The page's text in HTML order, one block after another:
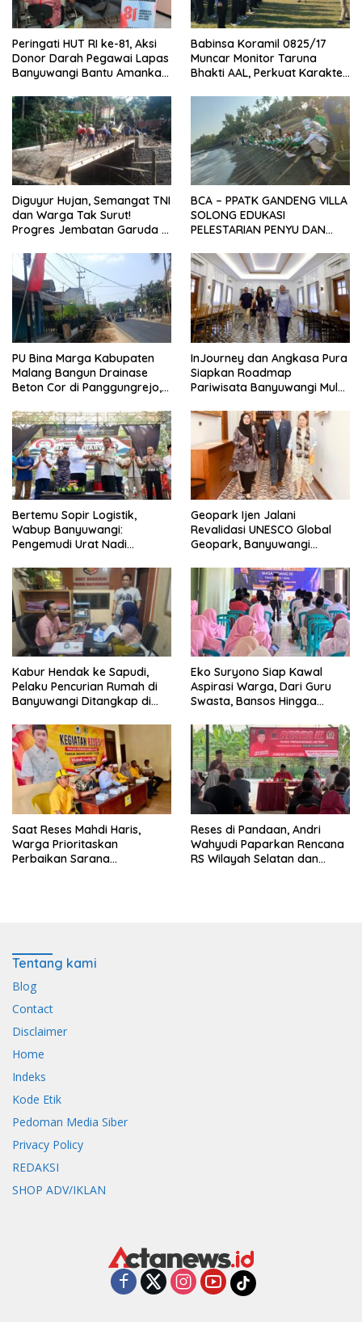
Peringati HUT RI ke-81, Aksi
Donor Darah Pegawai Lapas
Banyuwangi Bantu Amankan
Babinsa Koramil 0825/17
Muncar Monitor Taruna
Bhakti AAL, Perkuat Karakter
Sekolah Rakyat
Diguyur Hujan, Semangat TNI
dan Warga Tak Surut!
Progres Jembatan Garuda di
BCA – PPATK GANDENG VILLA
SOLONG EDUKASI
PELESTARIAN PENYU DAN
PANTAI SELAT BALI
PU Bina Marga Kabupaten
Malang Bangun Drainase
Beton Cor di Panggungrejo,
InJourney dan Angkasa Pura
Siapkan Roadmap
Pariwisata Banyuwangi Mulai
Bertemu Sopir Logistik,
Wabup Banyuwangi:
Pengemudi Urat Nadi
Geopark Ijen Jalani
Revalidasi UNESCO Global
Geopark, Banyuwangi
Warisan Dunia
Kabur Hendak ke Sapudi,
Pelaku Pencurian Rumah di
Banyuwangi Ditangkap di
Eko Suryono Siap Kawal
Aspirasi Warga, Dari Guru
Swasta, Bansos Hingga
Saat Reses Mahdi Haris,
Warga Prioritaskan
Perbaikan Sarana
Reses di Pandaan, Andri
Wahyudi Paparkan Rencana
RS Wilayah Selatan dan
Tentang kami
Blog
Contact
Disclaimer
Home
Indeks
Kode Etik
Pedoman Media Siber
Privacy Policy
REDAKSI
SHOP ADV/IKLAN